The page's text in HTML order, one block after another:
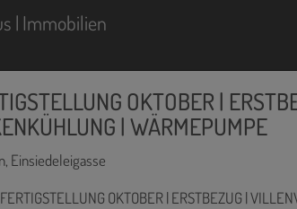
OKTOBER |
| WÄRMEPUMPE
, Einsiedeleigasse